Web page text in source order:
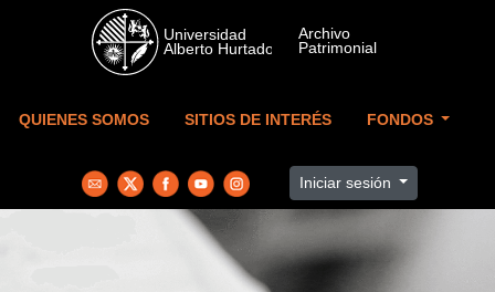
Skip to main content
QUIENES SOMOS SITIOS DE INTERÉS FONDOS
Iniciar sesión